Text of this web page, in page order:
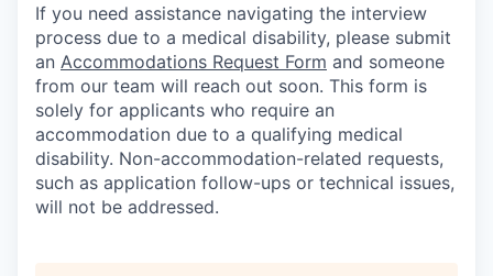
If you need assistance navigating the interview
process due to a medical disability, please submit
an Accommodations Request Form and someone
from our team will reach out soon. This form is
solely for applicants who require an
accommodation due to a qualifying medical
disability. Non-accommodation-related requests,
such as application follow-ups or technical issues,
will not be addressed.